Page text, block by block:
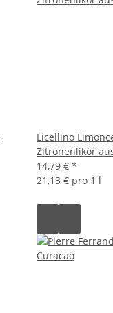
Licellino
Zitronenlikör
14,79 € *
21,13 € pro 1 l